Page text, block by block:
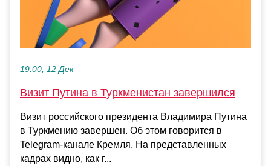
19:00, 12 Дек
Визит Путина в Туркменистан завершился
Визит российского президента Владимира Путина
в Туркмению завершен. Об этом говорится в
Telegram-канале Кремля. На представленных
кадрах видно, как г...